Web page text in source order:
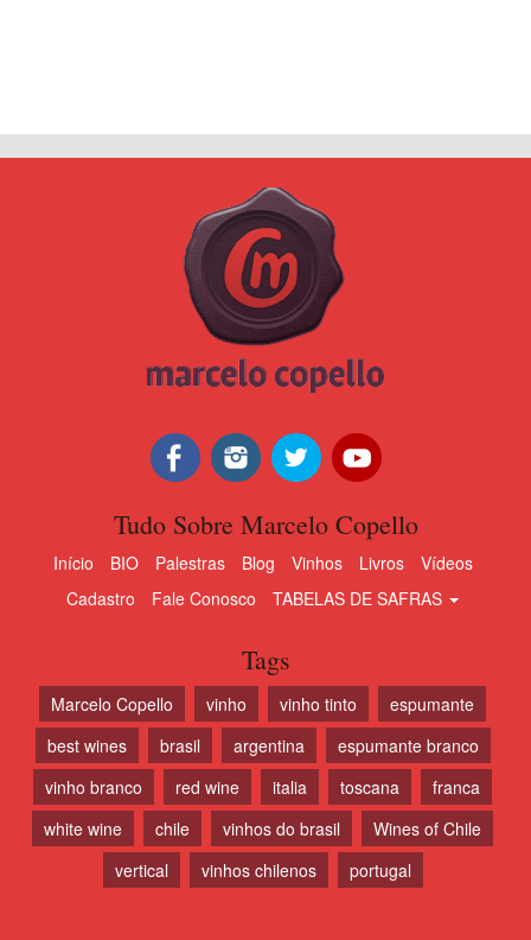
Tudo Sobre Marcelo Copello
Início BIO Palestras Blog Vinhos Livros
Vídeos
Cadastro
Fale Conosco TABELAS DE SAFRAS
Tags
Marcelo Copello vinho vinho tinto
espumante
best wines
brasil argentina
espumante branco
vinho branco
red wine italia toscana
franca
white wine
chile vinhos do brasil
Wines of Chile
vertical
vinhos chilenos portugal